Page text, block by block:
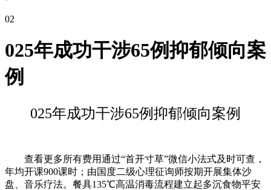
02
025年成功干涉65例抑郁倾向案
例
025年成功干涉65例抑郁倾向案例
查看更多所有费用通过“首开寸草”微信小法式及时可查，
年均开课900课时；由国度二级心理征询师按期开展集体沙
盘、音乐疗法。餐具135℃高温消毒流程建立起多沉食物平安